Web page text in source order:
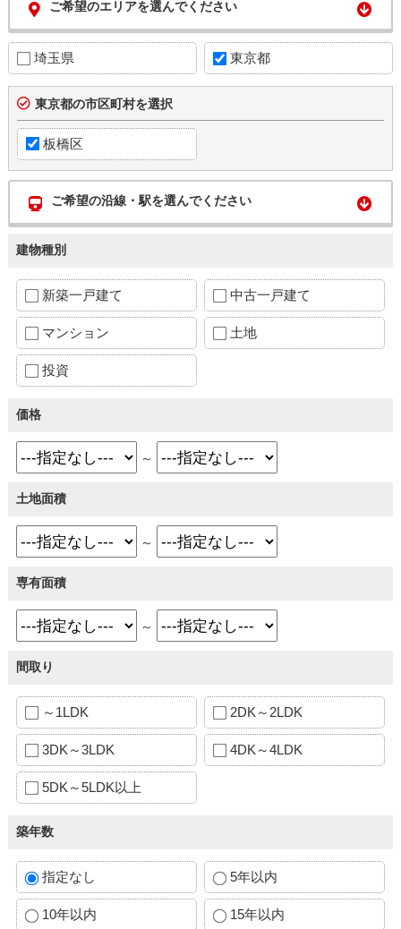
ご希望のエリアを選んでください
埼玉県 東京都
東京都の市区町村を選択
板橋区
ご希望の沿線・駅を選んでください
建物種別
新築一戸建て 中古一戸建て
マンション 土地
投資
価格
～
土地面積
～
専有面積
～
間取り
～1LDK 2DK～2LDK
3DK～3LDK 4DK～4LDK
5DK～5LDK以上
築年数
指定なし 5年以内
10年以内 15年以内